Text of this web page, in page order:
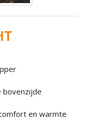
bovenzijde
en warmte